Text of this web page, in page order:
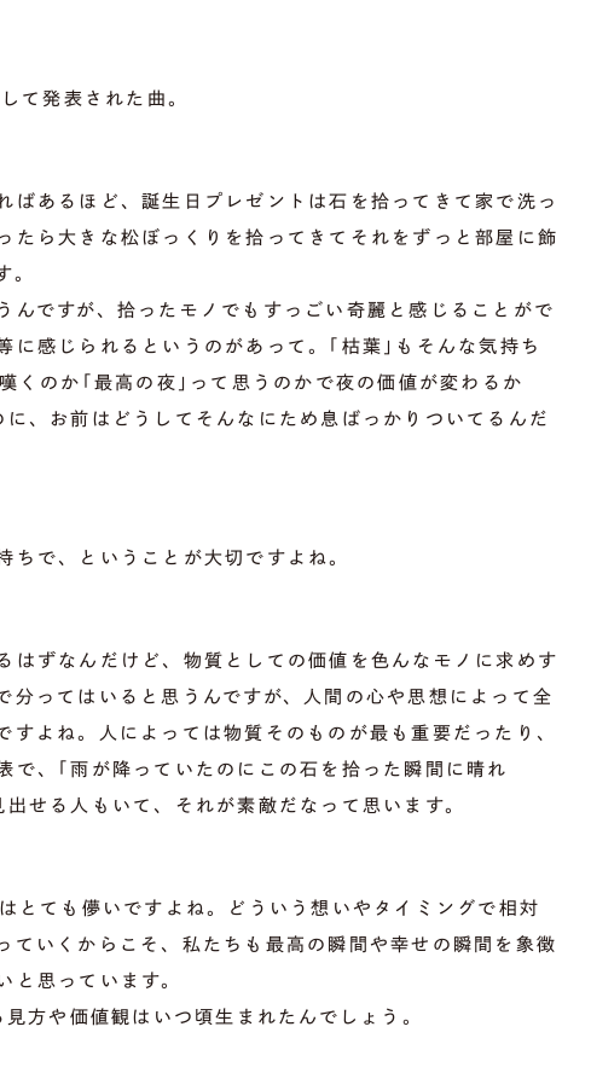
て発表された曲。
ばあるほど、誕生日プレゼントは石を拾ってきて家で洗っ
たら大きな松ぼっくりを拾ってきてそれをずっと部屋に飾
。
んですが、拾ったモノでもすっごい奇麗と感じることがで
に感じられるというのがあって。｢枯葉｣もそんな気持ち
くのか｢最高の夜｣って思うのかで夜の価値が変わるか
、お前はどうしてそんなにため息ばっかりついてるんだ
ちで、ということが大切ですよね。
はずなんだけど、物質としての価値を色んなモノに求めす
分ってはいると思うんですが、人間の心や思想によって全
すよね。人によっては物質そのものが最も重要だったり、
で、｢雨が降っていたのにこの石を拾った瞬間に晴れ
せる人もいて、それが素敵だなって思います。
とても儚いですよね。どういう想いやタイミングで相対
ていくからこそ、私たちも最高の瞬間や幸せの瞬間を象徴
と思っています。
方や価値観はいつ頃生まれたんでしょう。